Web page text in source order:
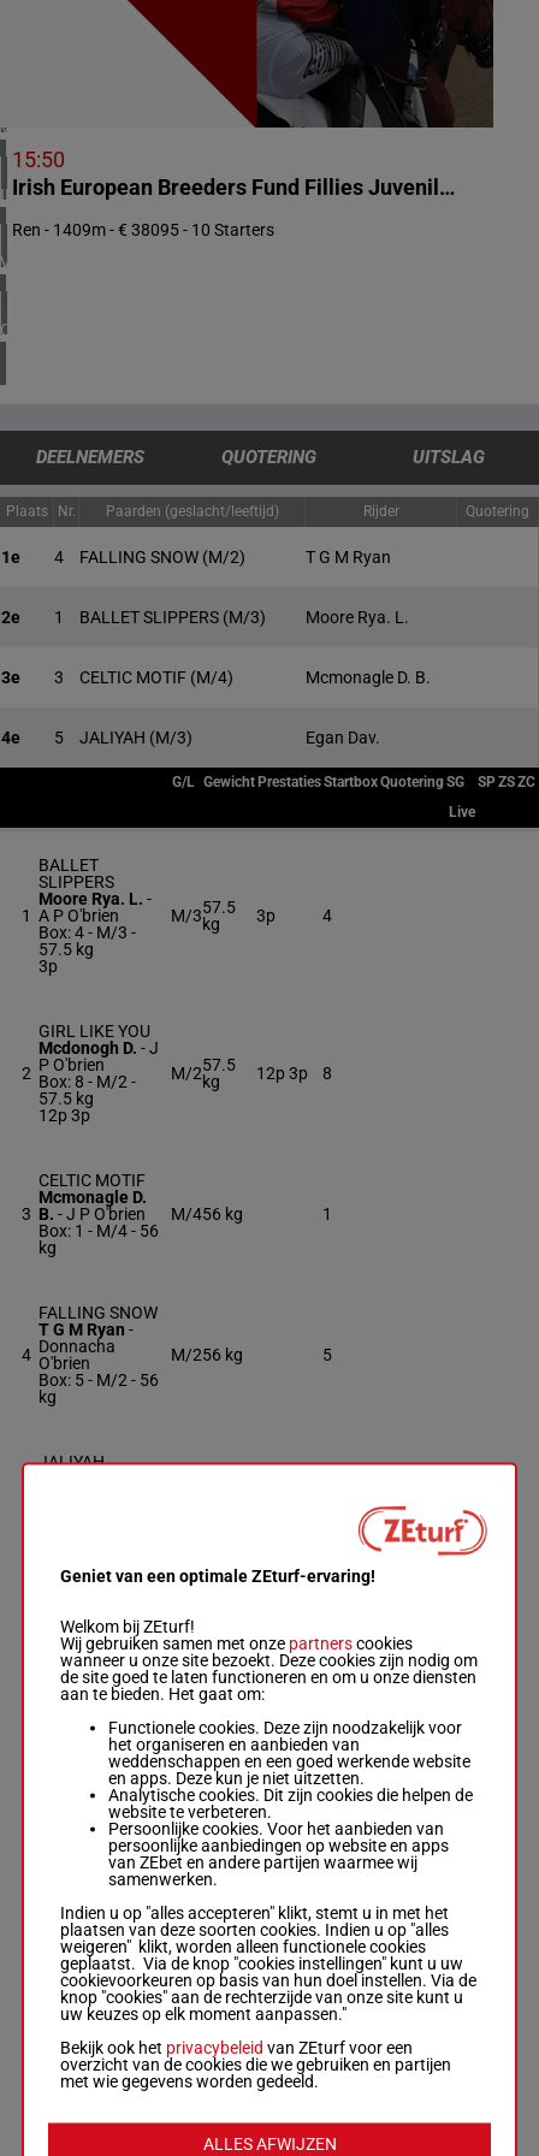
VERENIGD KONINKRIJK
6 meeting(s)
IERLAND
2 meeting(s)
VERENIGDE STATEN
4 meeting(s)
CANADA
1 meeting(s)
15:50
Irish European Breeders Fund Fillies Juvenile Race
Ren - 1409m - € 38095 - 10 Starters
DEELNEMERS QUOTERING UITSLAG
Plaats Nr. Paarden (geslacht/leeftijd) Rijder Quotering
1e 4 FALLING SNOW (M/2) T G M Ryan
2e 1 BALLET SLIPPERS (M/3) Moore Rya. L.
3e 3 CELTIC MOTIF (M/4) Mcmonagle D. B.
4e 5 JALIYAH (M/3) Egan Dav.
G/L Gewicht PrestatiesStartboxQuoteringSG SPZSZC
Live
1
BALLET
SLIPPERS
Moore Rya. L. -
A P O'brien
Box: 4 - M/3 -
57.5 kg
3p
M/357.5
kg
3p 4
2
GIRL LIKE YOU
Mcdonogh D. -J
P O'brien
Box: 8 - M/2 -
57.5 kg
12p 3p
M/257.5
kg
12p 3p 8
3
CELTIC MOTIF
Mcmonagle D.
B. -J P O'brien
Box: 1 - M/4 - 56
kg
M/456 kg 1
4
FALLING SNOW
T G M Ryan -
Donnacha
O'brien
Box: 5 - M/2 - 56
kg
M/256 kg 5
JALIYAH
Marcus Foley-
Mrs J
Harrington
Box: 9 -M/3 -56
M/356 kg 9
JUST BEFORE
W P
Browne
M/3 -
53.5 kg
M/353.5
kg
6
Cleary R. P.-J S
Bolger
Box: 2 -M/2 - 56
M/256 kg 2
RAISING THE
FLAG
Sheehy D.-M C
Grassick
Box: 7 - M/3 -56
M/356 kg 7
Geniet van een optimale ZEturf-ervaring!
Welkom bij ZEturf!
Wij gebruiken samen met onze partnerscookies
wanneer u onze site bezoekt. Deze cookies zijn nodig om
de site goed te laten functioneren en om u onze diensten
aan te bieden. Het gaat om:
Functionele cookies. Deze zijn noodzakelijk voor
het organiseren en aanbieden van
weddenschappen en een goed werkende website
en apps. Deze kun je niet uitzetten.
Analytische cookies. Dit zijn cookies die helpen de
website te verbeteren.
Persoonlijke cookies. Voor het aanbieden van
persoonlijke aanbiedingen op website en apps
van ZEbet en andere partijen waarmee wij
samenwerken.
Indien u op "alles accepteren" klikt, stemt u in met het
plaatsen van deze soorten cookies. Indien u op "alles
weigeren" klikt, worden alleen functionele cookies
geplaatst. Via de knop "cookies instellingen" kunt u uw
cookievoorkeuren op basis van hun doel instellen. Via de
knop "cookies" aan de rechterzijde van onze site kunt u
uw keuzes op elk moment aanpassen."
Bekijk ook het privacybeleid van ZEturf voor een
overzicht van de cookies die we gebruiken en partijen
met wie gegevens worden gedeeld.
ALLES AFWIJZEN